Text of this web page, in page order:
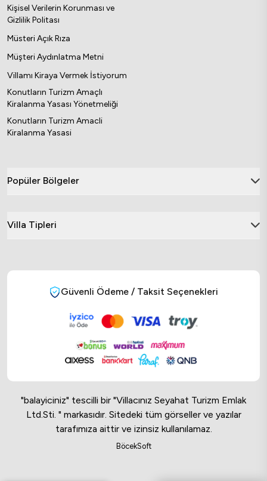
Kişisel Verilerin Korunması ve
Gizlilik Politası
Müsteri Açık Rıza
Müşteri Aydınlatma Metni
Villamı Kiraya Vermek İstiyorum
Konutların Turizm Amaçlı
Kiralanma Yasası Yönetmeliği
Konutların Turizm Amacli
Kiralanma Yasasi
Popüler Bölgeler
Villa Tipleri
Güvenli Ödeme / Taksit Seçenekleri
"balayiciniz" tescilli bir "Villacınız Seyahat Turizm Emlak
Ltd.Sti. " markasıdır. Sitedeki tüm görseller ve yazılar
tarafımıza aittir ve izinsiz kullanılamaz.
BöcekSoft